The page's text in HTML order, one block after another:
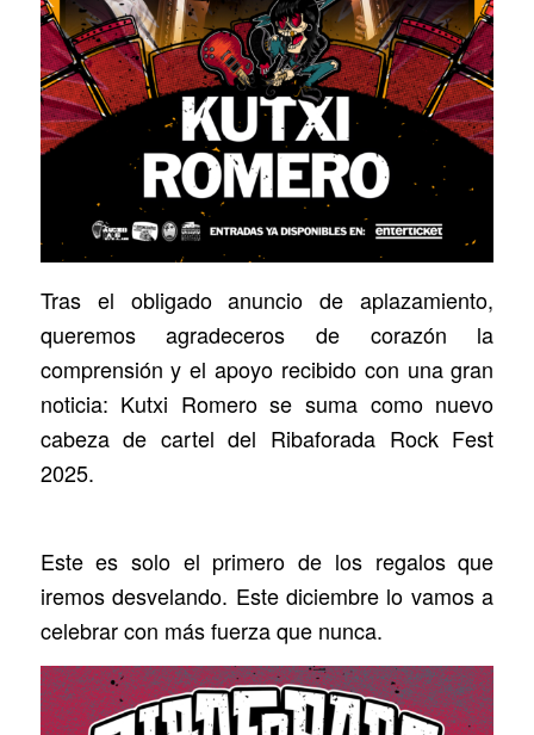
Tras el obligado anuncio de aplazamiento,
queremos agradeceros de corazón la
comprensión y el apoyo recibido con una gran
noticia: Kutxi Romero se suma como nuevo
cabeza de cartel del Ribaforada Rock Fest
2025.
Este es solo el primero de los regalos que
iremos desvelando. Este diciembre lo vamos a
celebrar con más fuerza que nunca.